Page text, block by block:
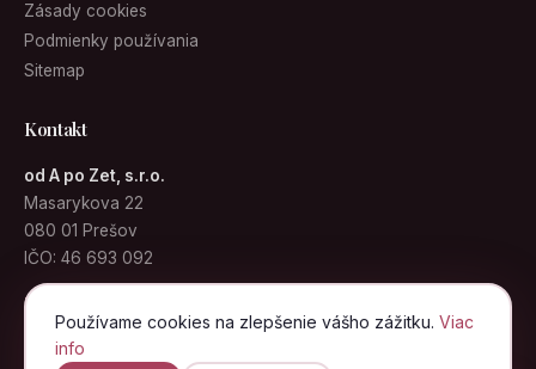
Používame cookies na zlepšenie vášho zážitku. Viac
info
Zásady cookies
Podmienky používania
Sitemap
Kontakt
od A po Zet, s.r.o.
Masarykova 22
080 01 Prešov
IČO: 46 693 092
info@kabelky.sk